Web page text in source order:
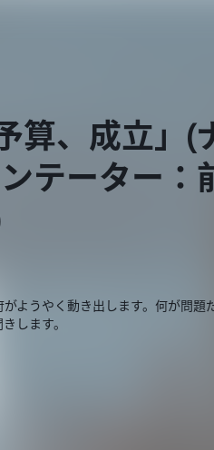
算、成立」(
テーター：
ようやく動き出します。何が問題
します。